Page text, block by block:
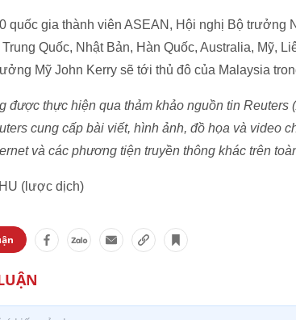
quốc gia thành viên ASEAN, Hội nghị Bộ trưởng
Trung Quốc, Nhật Bản, Hàn Quốc, Australia, Mỹ,
Mỹ John Kerry sẽ tới thủ đô của Malaysia
được thực hiện qua thảm khảo nguồn tin Reuters
cung cấp bài viết, hình ảnh, đồ họa và video
và các phương tiện truyền thông khác trên
(lược dịch)